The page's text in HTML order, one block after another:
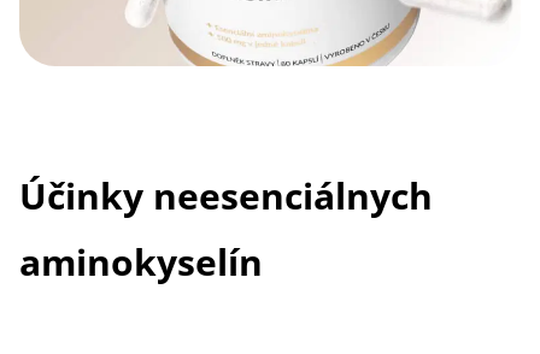
Účinky neesenciálnych
aminokyselín